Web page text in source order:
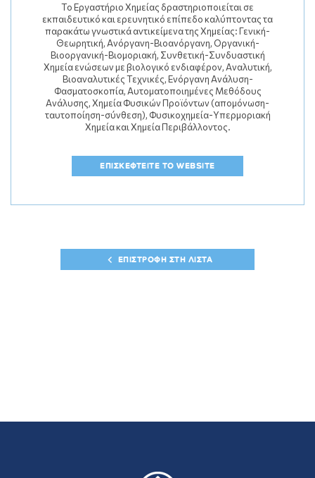
Το Εργαστήριο Χημείας δραστηριοποιείται σε
εκπαιδευτικό και ερευνητικό επίπεδο καλύπτοντας τα
παρακάτω γνωστικά αντικείμενα της Χημείας: Γενική-
Θεωρητική, Ανόργανη-Βιοανόργανη, Οργανική-
Βιοοργανική-Βιομοριακή, Συνθετική-Συνδυαστική
Χημεία ενώσεων με βιολογικό ενδιαφέρον, Αναλυτική,
Βιοαναλυτικές Τεχνικές, Ενόργανη Ανάλυση-
Φασματοσκοπία, Αυτοματοποιημένες Μεθόδους
Ανάλυσης, Χημεία Φυσικών Προϊόντων (απομόνωση-
ταυτοποίηση-σύνθεση), Φυσικοχημεία-Υπερμοριακή
Χημεία και Χημεία Περιβάλλοντος.
ΕΠΙΣΚΕΦΤΕΙΤΕ ΤΟ WEBSITE
ΕΠΙΣΤΡΟΦΗ ΣΤΗ ΛΙΣΤΑ